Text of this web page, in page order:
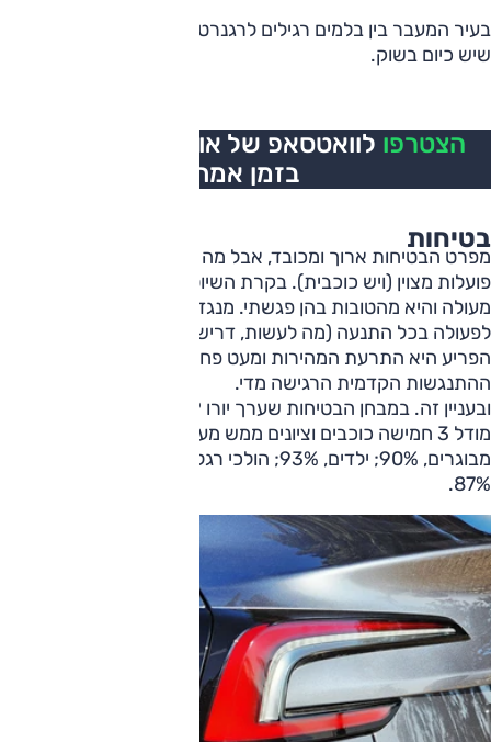
בעיר המעבר בין בלמים רגילים לרגנרטיביים חלק ורציף ומהטובים
שיש כיום בשוק.
הצטרפו לוואטסאפ של אוטו, כל העדכונים
בזמן אמת
בטיחות
מפרט הבטיחות ארוך ומכובד, אבל מה שיותר חשוב שהמערכות
פועלות מצוין (ויש כוכבית). בקרת השיוט האדפטיבית עובדת
מעולה והיא מהטובות בהן פגשתי. מנגד, מערכת הבטיחות חוזרת
לפעולה בכל התנעה (מה לעשות, דרישת תקן) ומה שבעיקר
הפריע היא התרעת המהירות ומעט פחות מכך התרעת
ההתנגשות הקדמית הרגישה מדי.
מודל 3 חמישה כוכבים וציונים ממש מעולים בקטגוריות –
87%.